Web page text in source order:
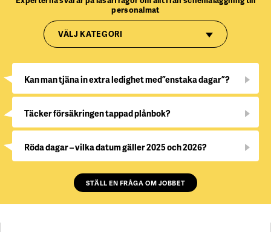
personalmat
VÄLJ KATEGORI
Kan man tjäna in extra ledighet med ”enstaka dagar”?
Täcker försäkringen tappad plånbok?
Röda dagar – vilka datum gäller 2025 och 2026?
STÄLL EN FRÅGA OM JOBBET